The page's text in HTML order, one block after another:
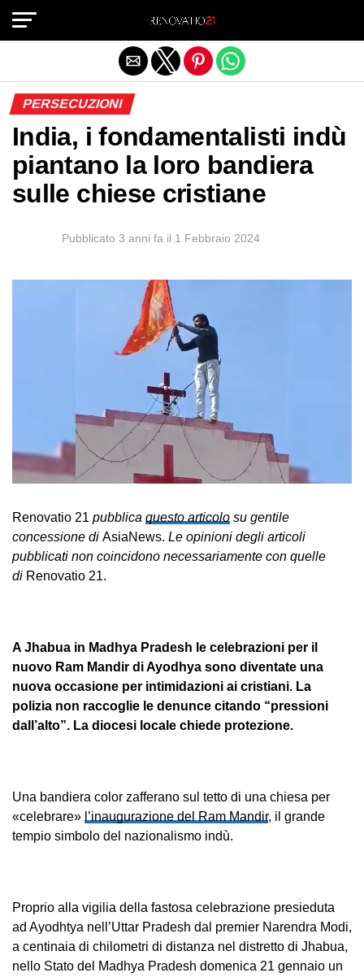
PERSECUZIONI
India, i fondamentalisti indù
piantano la loro bandiera
sulle chiese cristiane
Pubblicato 3 anni fa il 1 Febbraio 2024
Renovatio 21 pubblica questo articolo su gentile
concessione di AsiaNews. Le opinioni degli articoli
pubblicati non coincidono necessariamente con quelle
di Renovatio 21.
A Jhabua in Madhya Pradesh le celebrazioni per il
nuovo Ram Mandir di Ayodhya sono diventate una
nuova occasione per intimidazioni ai cristiani. La
polizia non raccoglie le denunce citando “pressioni
dall’alto”. La diocesi locale chiede protezione.
Una bandiera color zafferano sul tetto di una chiesa per
«celebrare» l’inaugurazione del Ram Mandir, il grande
tempio simbolo del nazionalismo indù.
Proprio alla vigilia della fastosa celebrazione presieduta
ad Ayodhtya nell’Uttar Pradesh dal premier Narendra Modi,
a centinaia di chilometri di distanza nel distretto di Jhabua,
nello Stato del Madhya Pradesh domenica 21 gennaio un
Exit mobile version